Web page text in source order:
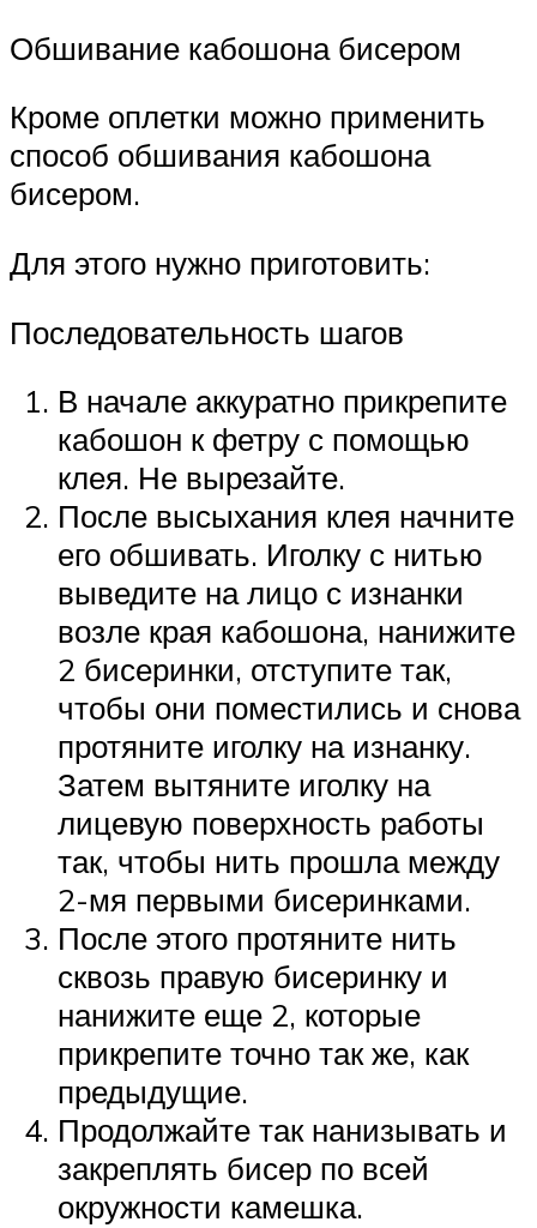
Обшивание кабошона бисером
Кроме оплетки можно применить
способ обшивания кабошона
бисером.
Для этого нужно приготовить:
Последовательность шагов
В начале аккуратно прикрепите
кабошон к фетру с помощью
клея. Не вырезайте.
После высыхания клея начните
его обшивать. Иголку с нитью
выведите на лицо с изнанки
возле края кабошона, нанижите
2 бисеринки, отступите так,
чтобы они поместились и снова
протяните иголку на изнанку.
Затем вытяните иголку на
лицевую поверхность работы
так, чтобы нить прошла между
2-мя первыми бисеринками.
После этого протяните нить
сквозь правую бисеринку и
нанижите еще 2, которые
прикрепите точно так же, как
предыдущие.
Продолжайте так нанизывать и
закреплять бисер по всей
окружности камешка.